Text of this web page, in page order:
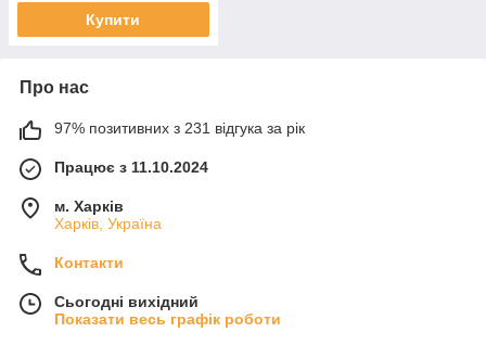
Купити
Про нас
97% позитивних з 231 відгука за рік
Працює з 11.10.2024
м. Харків
Харків, Україна
Контакти
Сьогодні вихідний
Показати весь графік роботи